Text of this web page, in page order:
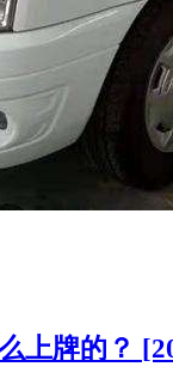
上牌的？